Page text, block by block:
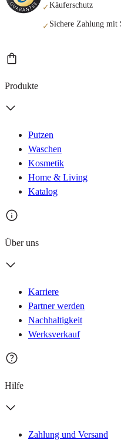
✓Käuferschutz
✓ Sichere Zahlung mit
Produkte
Putzen
Waschen
Kosmetik
Home & Living
Katalog
Über uns
Karriere
Partner werden
Nachhaltigkeit
Werksverkauf
Hilfe
Zahlung und Versand